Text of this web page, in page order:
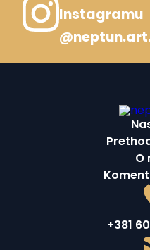
Instagramu
O
+381